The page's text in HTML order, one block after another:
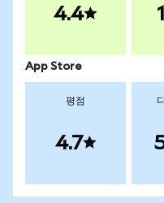
4.4
App Store
평점
4.7